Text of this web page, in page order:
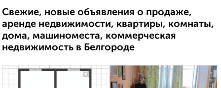
Свежие, новые объявления о продаже,
аренде недвижимости, квартиры, комнаты,
дома, машиноместа, коммерческая
недвижимость в Белгороде